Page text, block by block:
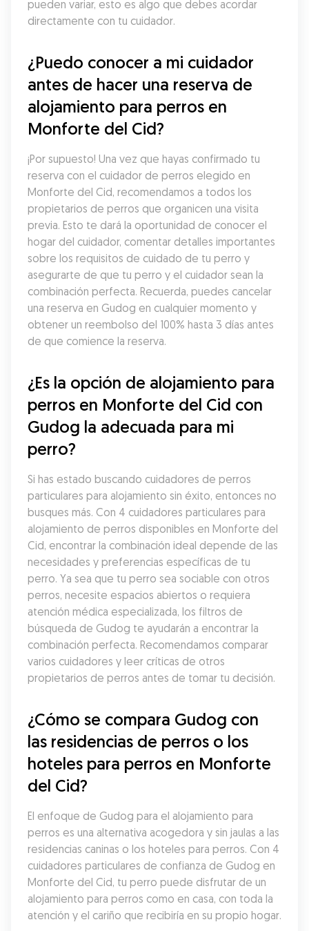
pueden variar, esto es algo que debes acordar
directamente con tu cuidador.
¿Puedo conocer a mi cuidador
antes de hacer una reserva de
alojamiento para perros en
Monforte del Cid?
¡Por supuesto! Una vez que hayas confirmado tu
reserva con el cuidador de perros elegido en
Monforte del Cid, recomendamos a todos los
propietarios de perros que organicen una visita
previa. Esto te dará la oportunidad de conocer el
hogar del cuidador, comentar detalles importantes
sobre los requisitos de cuidado de tu perro y
asegurarte de que tu perro y el cuidador sean la
combinación perfecta. Recuerda, puedes cancelar
una reserva en Gudog en cualquier momento y
obtener un reembolso del 100% hasta 3 días antes
de que comience la reserva.
¿Es la opción de alojamiento para
perros en Monforte del Cid con
Gudog la adecuada para mi
perro?
Si has estado buscando cuidadores de perros
particulares para alojamiento sin éxito, entonces no
busques más. Con 4 cuidadores particulares para
alojamiento de perros disponibles en Monforte del
Cid, encontrar la combinación ideal depende de las
necesidades y preferencias específicas de tu
perro. Ya sea que tu perro sea sociable con otros
perros, necesite espacios abiertos o requiera
atención médica especializada, los filtros de
búsqueda de Gudog te ayudarán a encontrar la
combinación perfecta. Recomendamos comparar
varios cuidadores y leer críticas de otros
propietarios de perros antes de tomar tu decisión.
¿Cómo se compara Gudog con
las residencias de perros o los
hoteles para perros en Monforte
del Cid?
El enfoque de Gudog para el alojamiento para
perros es una alternativa acogedora y sin jaulas a las
residencias caninas o los hoteles para perros. Con 4
cuidadores particulares de confianza de Gudog en
Monforte del Cid, tu perro puede disfrutar de un
alojamiento para perros como en casa, con toda la
atención y el cariño que recibiría en su propio hogar.